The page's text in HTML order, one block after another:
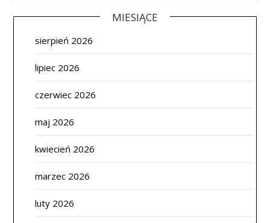
MIESIĄCE
sierpień 2026
lipiec 2026
czerwiec 2026
maj 2026
kwiecień 2026
marzec 2026
luty 2026